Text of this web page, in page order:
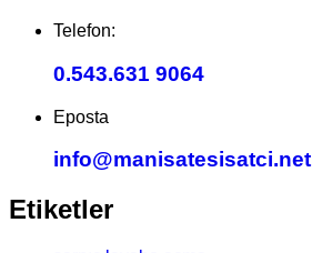
Telefon:
0.543.631 9064
Eposta
info@manisatesisatci.net
Etiketler